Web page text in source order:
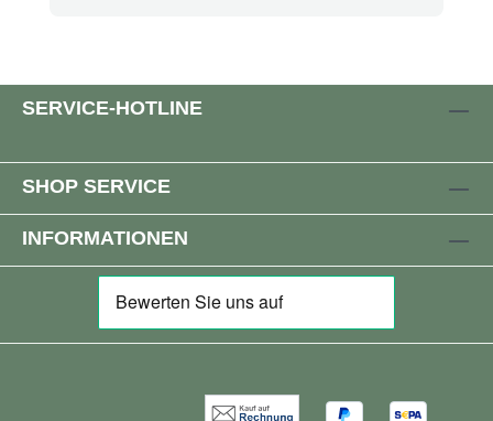
normaler Zähne sowie zu einer normalen
pro Tag (13 ml BalanceOil+) Trägt zur
Aufrechterhaltung eines normalen Blutdrucks
bei mit einem nachgewiesenen Nutzen bei 3
Blut bei, da es Vitamin D enthält¹
SERVICE-HOTLINE
SHOP SERVICE
INFORMATIONEN